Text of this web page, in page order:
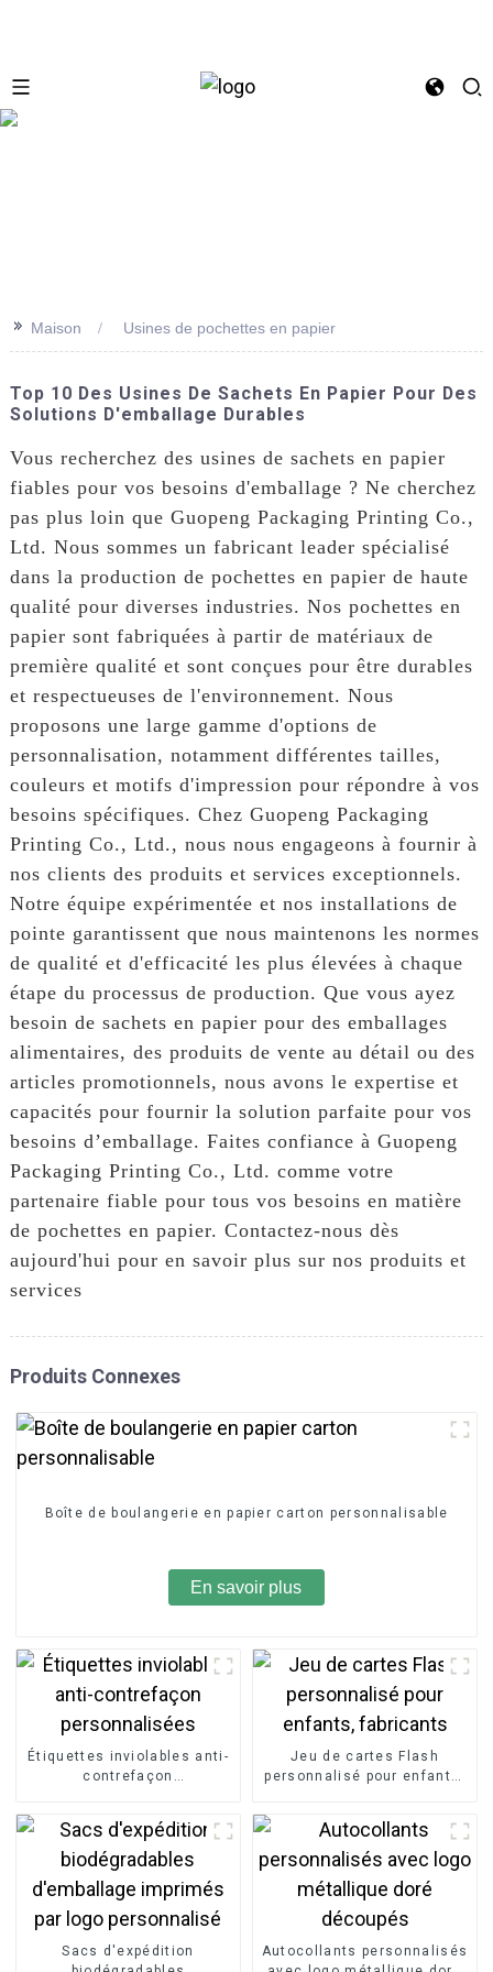
>> Maison Usines de pochettes en papier
Top 10 Des Usines De Sachets En Papier Pour Des
Solutions D'emballage Durables
Vous recherchez des usines de sachets en papier
fiables pour vos besoins d'emballage ? Ne cherchez
pas plus loin que Guopeng Packaging Printing Co.,
Ltd. Nous sommes un fabricant leader spécialisé
dans la production de pochettes en papier de haute
qualité pour diverses industries. Nos pochettes en
papier sont fabriquées à partir de matériaux de
première qualité et sont conçues pour être durables
et respectueuses de l'environnement. Nous
proposons une large gamme d'options de
personnalisation, notamment différentes tailles,
couleurs et motifs d'impression pour répondre à vos
besoins spécifiques. Chez Guopeng Packaging
Printing Co., Ltd., nous nous engageons à fournir à
nos clients des produits et services exceptionnels.
Notre équipe expérimentée et nos installations de
pointe garantissent que nous maintenons les normes
de qualité et d'efficacité les plus élevées à chaque
étape du processus de production. Que vous ayez
besoin de sachets en papier pour des emballages
alimentaires, des produits de vente au détail ou des
articles promotionnels, nous avons le expertise et
capacités pour fournir la solution parfaite pour vos
besoins d’emballage. Faites confiance à Guopeng
Packaging Printing Co., Ltd. comme votre
partenaire fiable pour tous vos besoins en matière
de pochettes en papier. Contactez-nous dès
aujourd'hui pour en savoir plus sur nos produits et
services
Produits Connexes
Boîte de boulangerie en papier carton personnalisable
En savoir plus
Étiquettes inviolables anti-
contrefaçon
Jeu de cartes Flash
personnalisé pour enfants,
Sacs d'expédition
Autocollants personnalisés